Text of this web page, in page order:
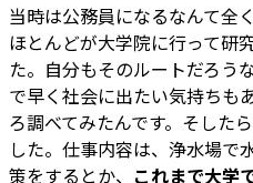
当時は公務員になるなんて全
ほとんどが大学院に行って研
た。自分もそのルートだろう
で早く社会に出たい気持ちも
ろ調べてみたんです。そした
した。仕事内容は、浄水場で
策をするとか、 これまで大学